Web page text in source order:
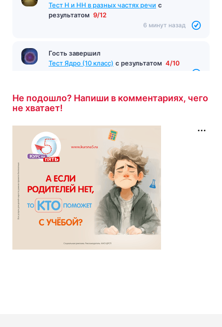
Тест Н и НН в разных частях речи с
результатом 9/12
6 минут назад
Гость завершил
Тест Ядро (10 класс) с результатом 4/10
Не подошло? Напиши в комментариях, чего
не хватает!